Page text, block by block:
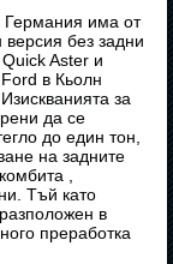
Германия има от
без задни
Aster и
в Кьолн
за
да се
до един тон,
на задните
,
Тъй като
в
преработка